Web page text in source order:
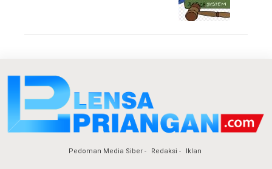
Pedoman Media Siber Redaksi Iklan